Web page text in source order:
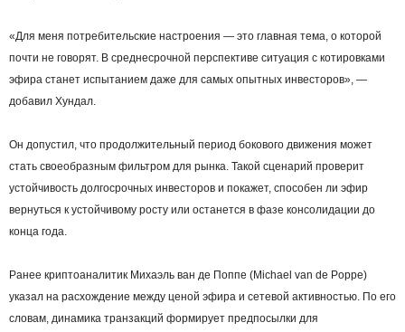
«Для меня потребительские настроения — это главная тема, о которой
почти не говорят. В среднесрочной перспективе ситуация с котировками
эфира станет испытанием даже для самых опытных инвесторов», —
добавил Хундал.
Он допустил, что продолжительный период бокового движения может
стать своеобразным фильтром для рынка. Такой сценарий проверит
устойчивость долгосрочных инвесторов и покажет, способен ли эфир
вернуться к устойчивому росту или останется в фазе консолидации до
конца года.
Ранее криптоаналитик Михаэль ван де Поппе (Michael van de Poppe)
указал на расхождение между ценой эфира и сетевой активностью. По его
словам, динамика транзакций формирует предпосылки для